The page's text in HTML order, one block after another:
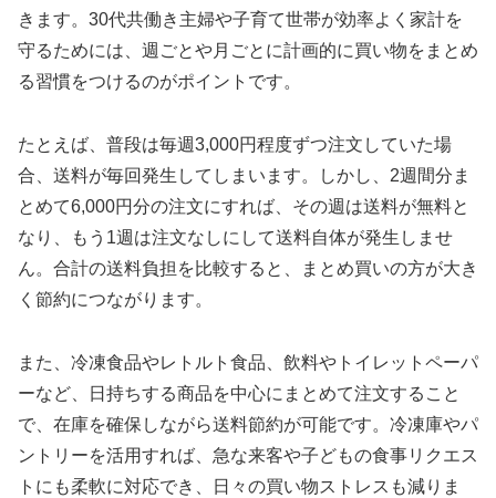
きます。30代共働き主婦や子育て世帯が効率よく家計を
守るためには、週ごとや月ごとに計画的に買い物をまとめ
る習慣をつけるのがポイントです。
たとえば、普段は毎週3,000円程度ずつ注文していた場
合、送料が毎回発生してしまいます。しかし、2週間分ま
とめて6,000円分の注文にすれば、その週は送料が無料と
なり、もう1週は注文なしにして送料自体が発生しませ
ん。合計の送料負担を比較すると、まとめ買いの方が大き
く節約につながります。
また、冷凍食品やレトルト食品、飲料やトイレットペーパ
ーなど、日持ちする商品を中心にまとめて注文すること
で、在庫を確保しながら送料節約が可能です。冷凍庫やパ
ントリーを活用すれば、急な来客や子どもの食事リクエス
トにも柔軟に対応でき、日々の買い物ストレスも減りま